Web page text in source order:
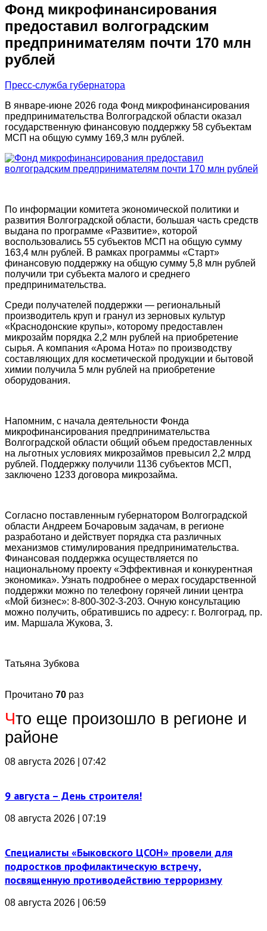
Фонд микрофинансирования
предоставил волгоградским
предпринимателям почти 170 млн
рублей
Пресс-служба губернатора
В январе-июне 2026 года Фонд микрофинансирования
предпринимательства Волгоградской области оказал
государственную финансовую поддержку 58 субъектам
МСП на общую сумму 169,3 млн рублей.
По информации комитета экономической политики и
развития Волгоградской области, большая часть средств
выдана по программе «Развитие», которой
воспользовались 55 субъектов МСП на общую сумму
163,4 млн рублей. В рамках программы «Старт»
финансовую поддержку на общую сумму 5,8 млн рублей
получили три субъекта малого и среднего
предпринимательства.
Среди получателей поддержки — региональный
производитель круп и гранул из зерновых культур
«Краснодонские крупы», которому предоставлен
микрозайм порядка 2,2 млн рублей на приобретение
сырья. А компания «Арома Нота» по производству
составляющих для косметической продукции и бытовой
химии получила 5 млн рублей на приобретение
оборудования.
Напомним, с начала деятельности Фонда
микрофинансирования предпринимательства
Волгоградской области общий объем предоставленных
на льготных условиях микрозаймов превысил 2,2 млрд
рублей. Поддержку получили 1136 субъектов МСП,
заключено 1233 договора микрозайма.
Согласно поставленным губернатором Волгоградской
области Андреем Бочаровым задачам, в регионе
разработано и действует порядка ста различных
механизмов стимулирования предпринимательства.
Финансовая поддержка осуществляется по
национальному проекту «Эффективная и конкурентная
экономика». Узнать подробнее о мерах государственной
поддержки можно по телефону горячей линии центра
«Мой бизнес»: 8-800-302-3-203. Очную консультацию
можно получить, обратившись по адресу: г. Волгоград, пр.
им. Маршала Жукова, 3.
Татьяна Зубкова
Прочитано 70 раз
Что еще произошло в регионе и
районе
08 августа 2026 | 07:42
9 августа – День строителя!
08 августа 2026 | 07:19
Специалисты «Быковского ЦСОН» провели для
подростков профилактическую встречу,
посвященную противодействию терроризму
08 августа 2026 | 06:59